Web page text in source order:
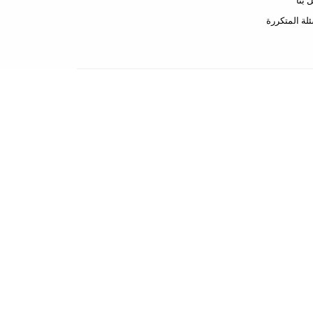
المتكررة